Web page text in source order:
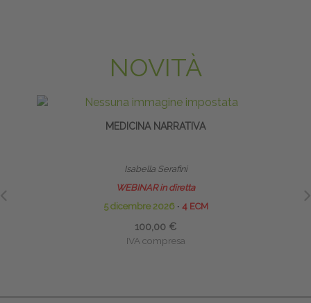
NOVITÀ
MEDICINA NARRATIVA
Isabella Serafini
WEBINAR in diretta
5 dicembre 2026 ∙ 4 ECM
100,00 €
IVA compresa